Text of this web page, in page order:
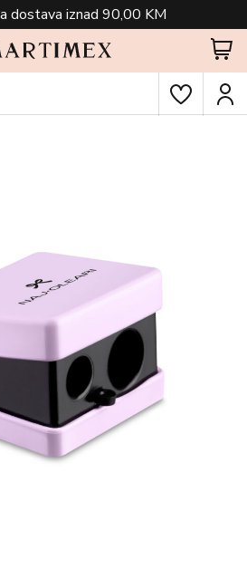
dostava iznad 90,00 KM